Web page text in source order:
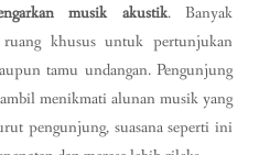
musik akustik. Banyak
ruang khusus untuk pertunjukan
tamu undangan. Pengunjung
menikmati alunan musik yang
pengunjung, suasana seperti ini